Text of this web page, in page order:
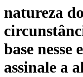
natureza
base nesse
assinale a